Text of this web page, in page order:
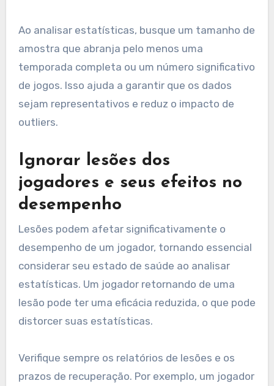
Ao analisar estatísticas, busque um tamanho de
amostra que abranja pelo menos uma
temporada completa ou um número significativo
de jogos. Isso ajuda a garantir que os dados
sejam representativos e reduz o impacto de
outliers.
Ignorar lesões dos
jogadores e seus efeitos no
desempenho
Lesões podem afetar significativamente o
desempenho de um jogador, tornando essencial
considerar seu estado de saúde ao analisar
estatísticas. Um jogador retornando de uma
lesão pode ter uma eficácia reduzida, o que pode
distorcer suas estatísticas.
Verifique sempre os relatórios de lesões e os
prazos de recuperação. Por exemplo, um jogador